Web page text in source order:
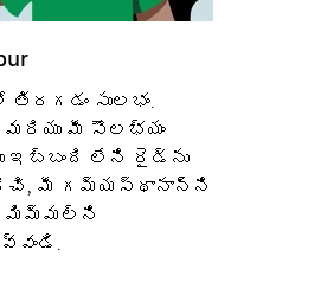
తిరగడం సులభం.
మీ సౌలభ్యం
లేని రైడ్‌ను
మీ గమ్యస్థానాన్ని
మిమ్మల్ని